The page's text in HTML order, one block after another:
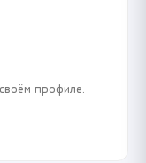
профиле.